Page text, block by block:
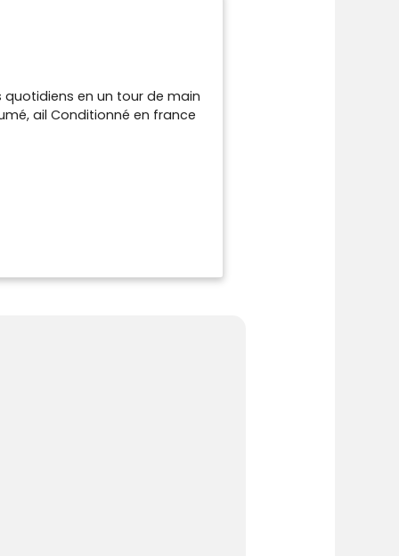
quotidiens en un tour de main
ail Conditionné en france